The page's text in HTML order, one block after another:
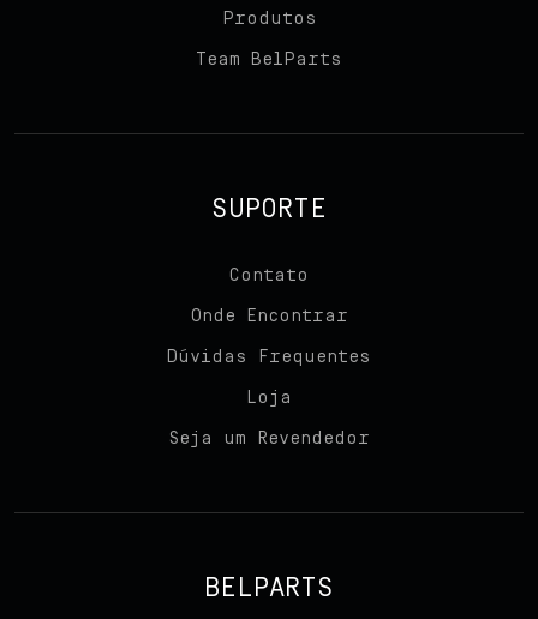
Produtos
Team BelParts
SUPORTE
Contato
Onde Encontrar
Dúvidas Frequentes
Loja
Seja um Revendedor
BELPARTS